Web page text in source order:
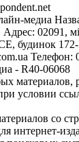
медиа
02091,
172-
Телефон:
- R40-06068
материалов,
условии
со
интернет-